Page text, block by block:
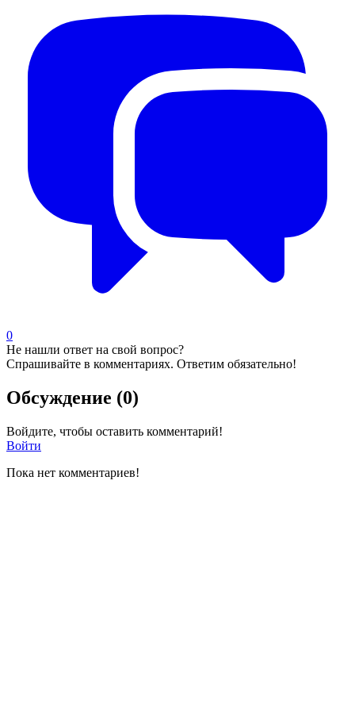
0
Не нашли ответ на свой вопрос?
Спрашивайте в комментариях. Ответим обязательно!
Обсуждение (0)
Войдите, чтобы оставить комментарий!
Войти
Пока нет комментариев!